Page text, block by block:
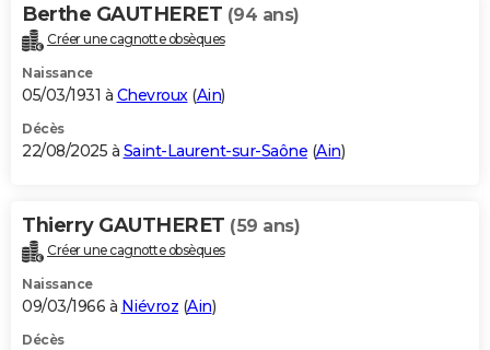
Bricolage
Lifestyle
Culture
Sport
Auto
Television
Voyage
Cinema
Berthe GAUTHERET (94 ans)
Créer une cagnotte obsèques
Naissance
05/03/1931 à Chevroux(Ain)
Décès
22/08/2025 à Saint-Laurent-sur-Saône (Ain)
Thierry GAUTHERET (59 ans)
Créer une cagnotte obsèques
Naissance
09/03/1966 à Niévroz (Ain)
Décès